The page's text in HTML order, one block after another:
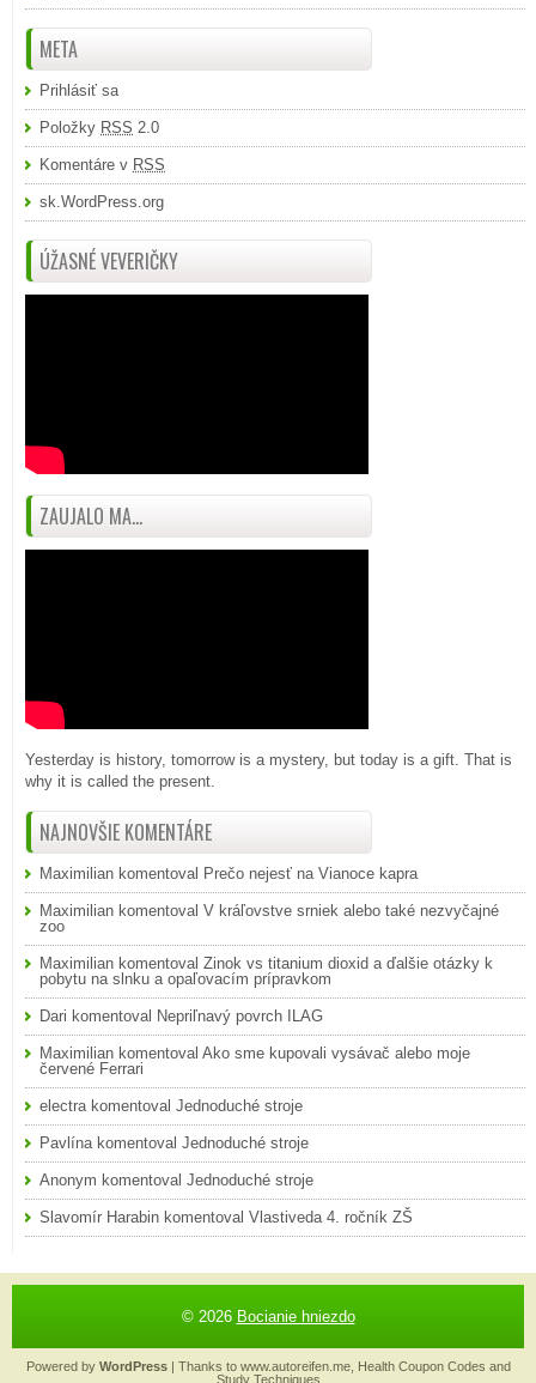
META
Prihlásiť sa
Položky RSS 2.0
Komentáre v RSS
sk.WordPress.org
ÚŽASNÉ VEVERIČKY
ZAUJALO MA...
Yesterday is history, tomorrow is a mystery, but today is a gift. That is
why it is called the present.
NAJNOVŠIE KOMENTÁRE
Maximilian komentoval Prečo nejesť na Vianoce kapra
Maximilian komentoval V kráľovstve srniek alebo také nezvyčajné
zoo
Maximilian komentoval Zinok vs titanium dioxid a ďalšie otázky k
pobytu na slnku a opaľovacím prípravkom
Dari komentoval Nepriľnavý povrch ILAG
Maximilian komentoval Ako sme kupovali vysávač alebo moje
červené Ferrari
electra komentoval Jednoduché stroje
Pavlína komentoval Jednoduché stroje
Anonym komentoval Jednoduché stroje
Slavomír Harabin komentoval Vlastiveda 4. ročník ZŠ
© 2026 Bocianie hniezdo
Powered by WordPress| Thanks to www.autoreifen.me, Health Coupon Codes and
Study Techniques